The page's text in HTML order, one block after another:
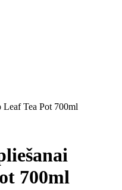
Leaf Tea Pot 700ml
700ml